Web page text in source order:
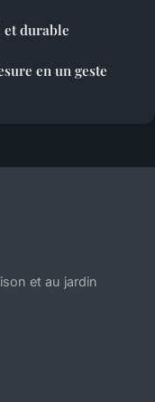
et durable
en un geste
et au jardin